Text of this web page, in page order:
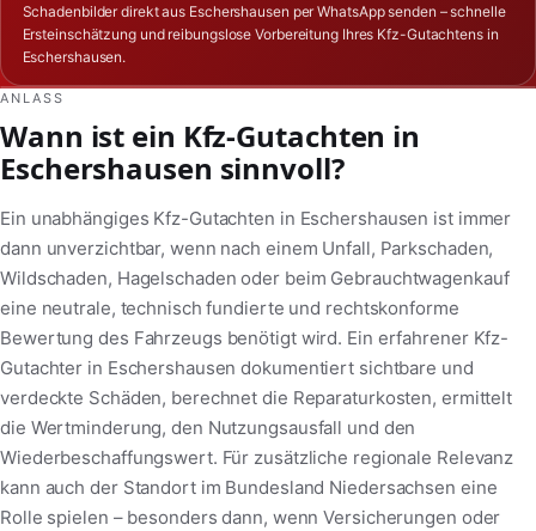
Schadenbilder direkt aus Eschershausen per WhatsApp senden – schnelle
Ersteinschätzung und reibungslose Vorbereitung Ihres Kfz-Gutachtens in
Eschershausen.
ANLASS
Wann ist ein Kfz-Gutachten in
Eschershausen sinnvoll?
Ein unabhängiges Kfz-Gutachten in Eschershausen ist immer
dann unverzichtbar, wenn nach einem Unfall, Parkschaden,
Wildschaden, Hagelschaden oder beim Gebrauchtwagenkauf
eine neutrale, technisch fundierte und rechtskonforme
Bewertung des Fahrzeugs benötigt wird. Ein erfahrener Kfz-
Gutachter in Eschershausen dokumentiert sichtbare und
verdeckte Schäden, berechnet die Reparaturkosten, ermittelt
die Wertminderung, den Nutzungsausfall und den
Wiederbeschaffungswert. Für zusätzliche regionale Relevanz
kann auch der Standort im Bundesland Niedersachsen eine
Rolle spielen – besonders dann, wenn Versicherungen oder